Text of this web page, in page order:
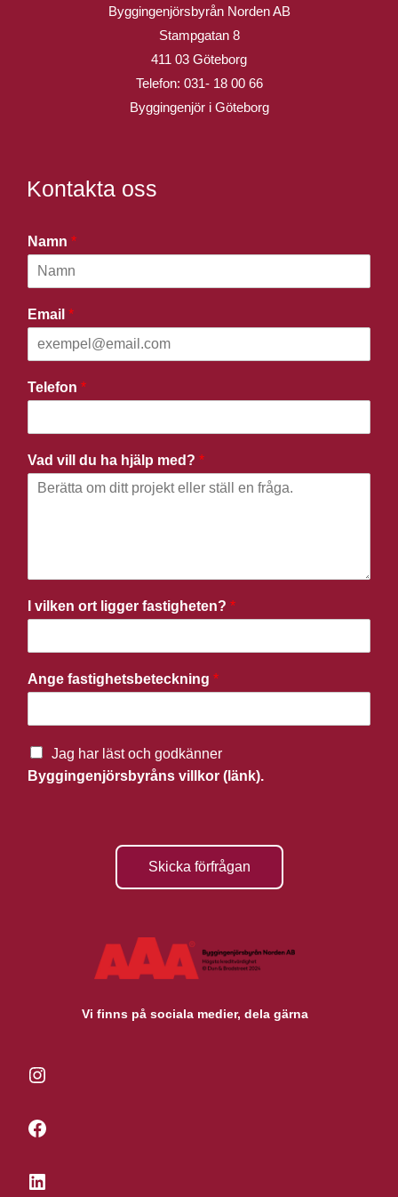
Byggingenjörsbyrån Norden AB
Stampgatan 8
411 03 Göteborg
Telefon: 031- 18 00 66
Byggingenjör i Göteborg
Kontakta oss
Namn *
Email *
Telefon *
Vad vill du ha hjälp med? *
I vilken ort ligger fastigheten? *
Ange fastighetsbeteckning *
Jag har läst och godkänner
Byggingenjörsbyråns villkor (länk).
Skicka förfrågan
Vi finns på sociala medier, dela gärna
Instagram
Facebook
LinkedIn